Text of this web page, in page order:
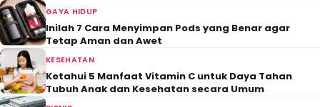
GAYA HIDUP
Inilah 7 Cara Menyimpan Pods yang Benar agar
Tetap Aman dan Awet
KESEHATAN
Ketahui 5 Manfaat Vitamin C untuk Daya Tahan
Tubuh Anak dan Kesehatan secara Umum